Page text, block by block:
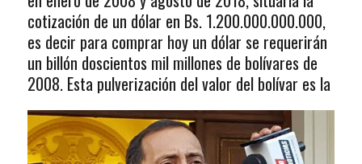
cotización de un dólar en Bs. 1.200.000.000.000,
es decir para comprar hoy un dólar se requerirán
un billón doscientos mil millones de bolívares de
2008. Esta pulverización del valor del bolívar es la